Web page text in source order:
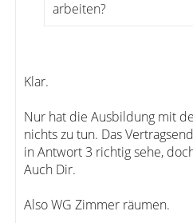
arbeiten?
Klar.
Nur hat die Ausbildung mit
nichts zu tun. Das
in Antwort 3 richtig sehe,
Auch Dir.
Also WG Zimmer räumen.